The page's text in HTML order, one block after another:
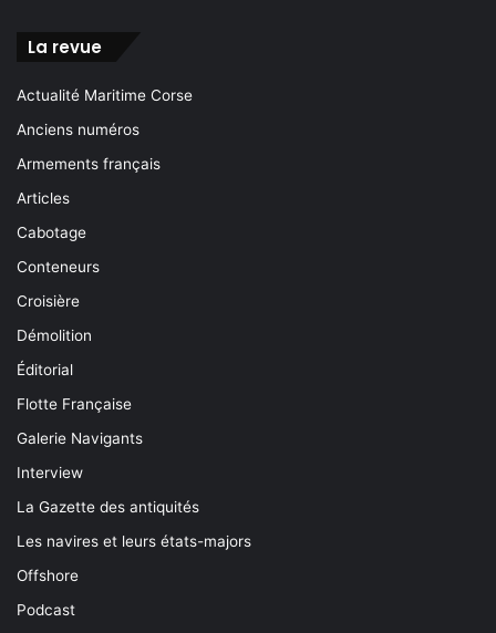
La revue
Actualité Maritime Corse
Anciens numéros
Armements français
Articles
Cabotage
Conteneurs
Croisière
Démolition
Éditorial
Flotte Française
Galerie Navigants
Interview
La Gazette des antiquités
Les navires et leurs états-majors
Offshore
Podcast